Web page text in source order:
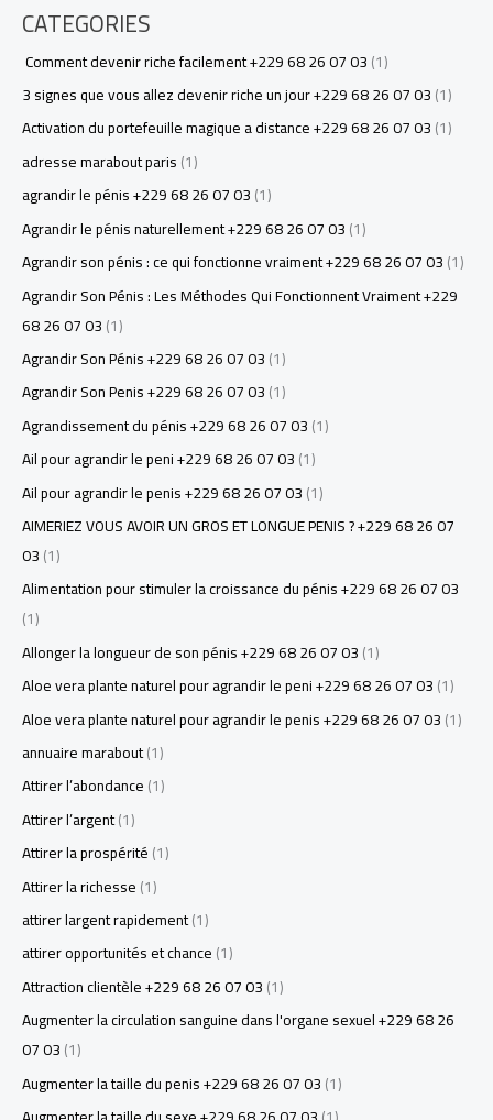
CATEGORIES
Comment devenir riche facilement +229 68 26 07 03(1)
3 signes que vous allez devenir riche un jour +229 68 26 07 03(1)
Activation du portefeuille magique a distance +229 68 26 07 03(1)
adresse marabout paris(1)
agrandir le pénis +229 68 26 07 03(1)
Agrandir le pénis naturellement +229 68 26 07 03(1)
Agrandir son pénis : ce qui fonctionne vraiment +229 68 26 07 03(1)
Agrandir Son Pénis : Les Méthodes Qui Fonctionnent Vraiment +229
68 26 07 03(1)
Agrandir Son Pénis +229 68 26 07 03(1)
Agrandir Son Penis +229 68 26 07 03(1)
Agrandissement du pénis +229 68 26 07 03(1)
Ail pour agrandir le peni +229 68 26 07 03(1)
Ail pour agrandir le penis +229 68 26 07 03(1)
AIMERIEZ VOUS AVOIR UN GROS ET LONGUE PENIS ? +229 68 26 07
03(1)
Alimentation pour stimuler la croissance du pénis +229 68 26 07 03
(1)
Allonger la longueur de son pénis +229 68 26 07 03(1)
Aloe vera plante naturel pour agrandir le peni +229 68 26 07 03(1)
Aloe vera plante naturel pour agrandir le penis +229 68 26 07 03(1)
annuaire marabout(1)
Attirer l’abondance(1)
Attirer l’argent(1)
Attirer la prospérité(1)
Attirer la richesse(1)
attirer largent rapidement(1)
attirer opportunités et chance(1)
Attraction clientèle +229 68 26 07 03(1)
Augmenter la circulation sanguine dans l'organe sexuel +229 68 26
07 03(1)
Augmenter la taille du penis +229 68 26 07 03(1)